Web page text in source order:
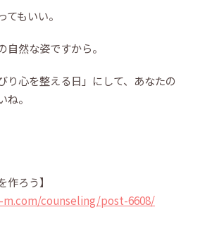
もいい。
自然な姿ですから。
り心を整える日」にして、あなたの
。
作ろう】
counseling/post-6608/